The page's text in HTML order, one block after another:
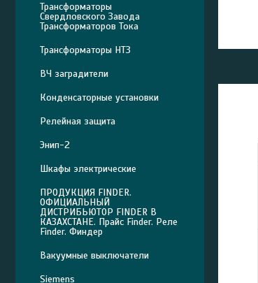
Трансформаторы
Свердловского Завода
Трансформаторов Тока
Трансформаторы НТЗ
ВЧ заградители
Конденсаторные установки
Релейная защита
Энип-2
Шкафы электрические
ПРОДУКЦИЯ FINDER.
ОФИЦИАЛЬНЫЙ
ДИСТРИБЬЮТОР FINDER В
КАЗАХСТАНЕ. Прайс Finder. Реле
Finder. Финдер
Вакуумные выключатели
Siemens